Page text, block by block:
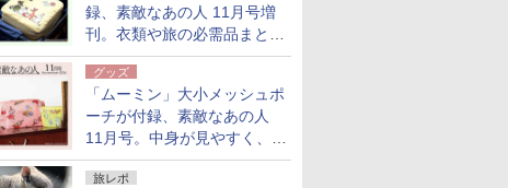
録、素敵なあの人 11月号増
刊。衣類や旅の必需品まとま
る大小2個セット
グッズ
「ムーミン」大小メッシュポ
ーチが付録、素敵なあの人
11月号。中身が見やすく、温
泉スパにも使える
旅レポ